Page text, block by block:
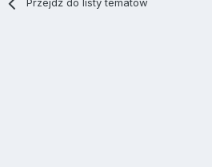
Przejdź do listy tematów